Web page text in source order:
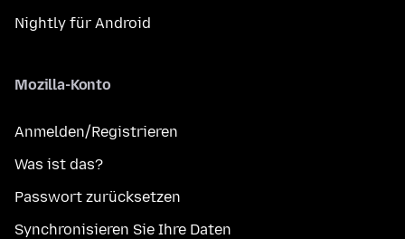
Nightly für Android
Mozilla-Konto
Anmelden/Registrieren
Was ist das?
Passwort zurücksetzen
Synchronisieren Sie Ihre Daten